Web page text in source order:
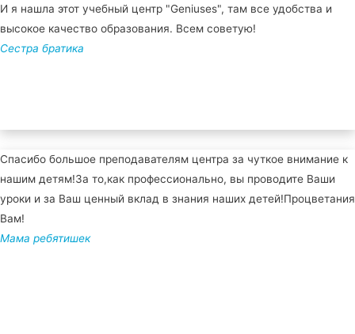
И я нашла этот учебный центр "Geniuses", там все удобства и
высокое качество образования. Всем советую!
Сестра братика
Спасибо большое преподавателям центра за чуткое внимание к
нашим детям!За то,как профессионально, вы проводите Ваши
уроки и за Ваш ценный вклад в знания наших детей!Процветания
Вам!
Мама ребятишек